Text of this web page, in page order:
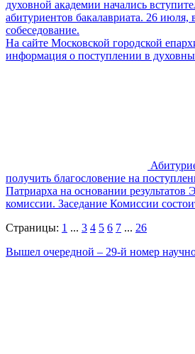
духовной академии начались
абитуриентов бакалавриата. 26
собеседование.
На сайте Московской городской
информация о поступлении в
получить благословение на
Патриарха на основании результатов
комиссии. Заседание Комиссии
Страницы: 1 ... 3 4 5 6 7 ... 26
Вышел очередной – 29-й номер